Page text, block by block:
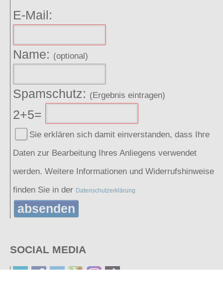
E-Mail:
Name: (optional)
Spamschutz: (Ergebnis eintragen)
2+5=
Sie erklären sich damit einverstanden, dass Ihre
Daten zur Bearbeitung Ihres Anliegens verwendet
werden. Weitere Informationen und Widerrufshinweise
finden Sie in der Datenschutzerklärung
absenden
SOCIAL MEDIA